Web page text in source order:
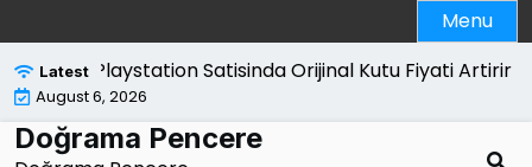
to
content
Menu
Latest
Playstation Satisinda Orijinal Kutu Fiyati Artirir Mi |
August 6, 2026
Doğrama Pencere